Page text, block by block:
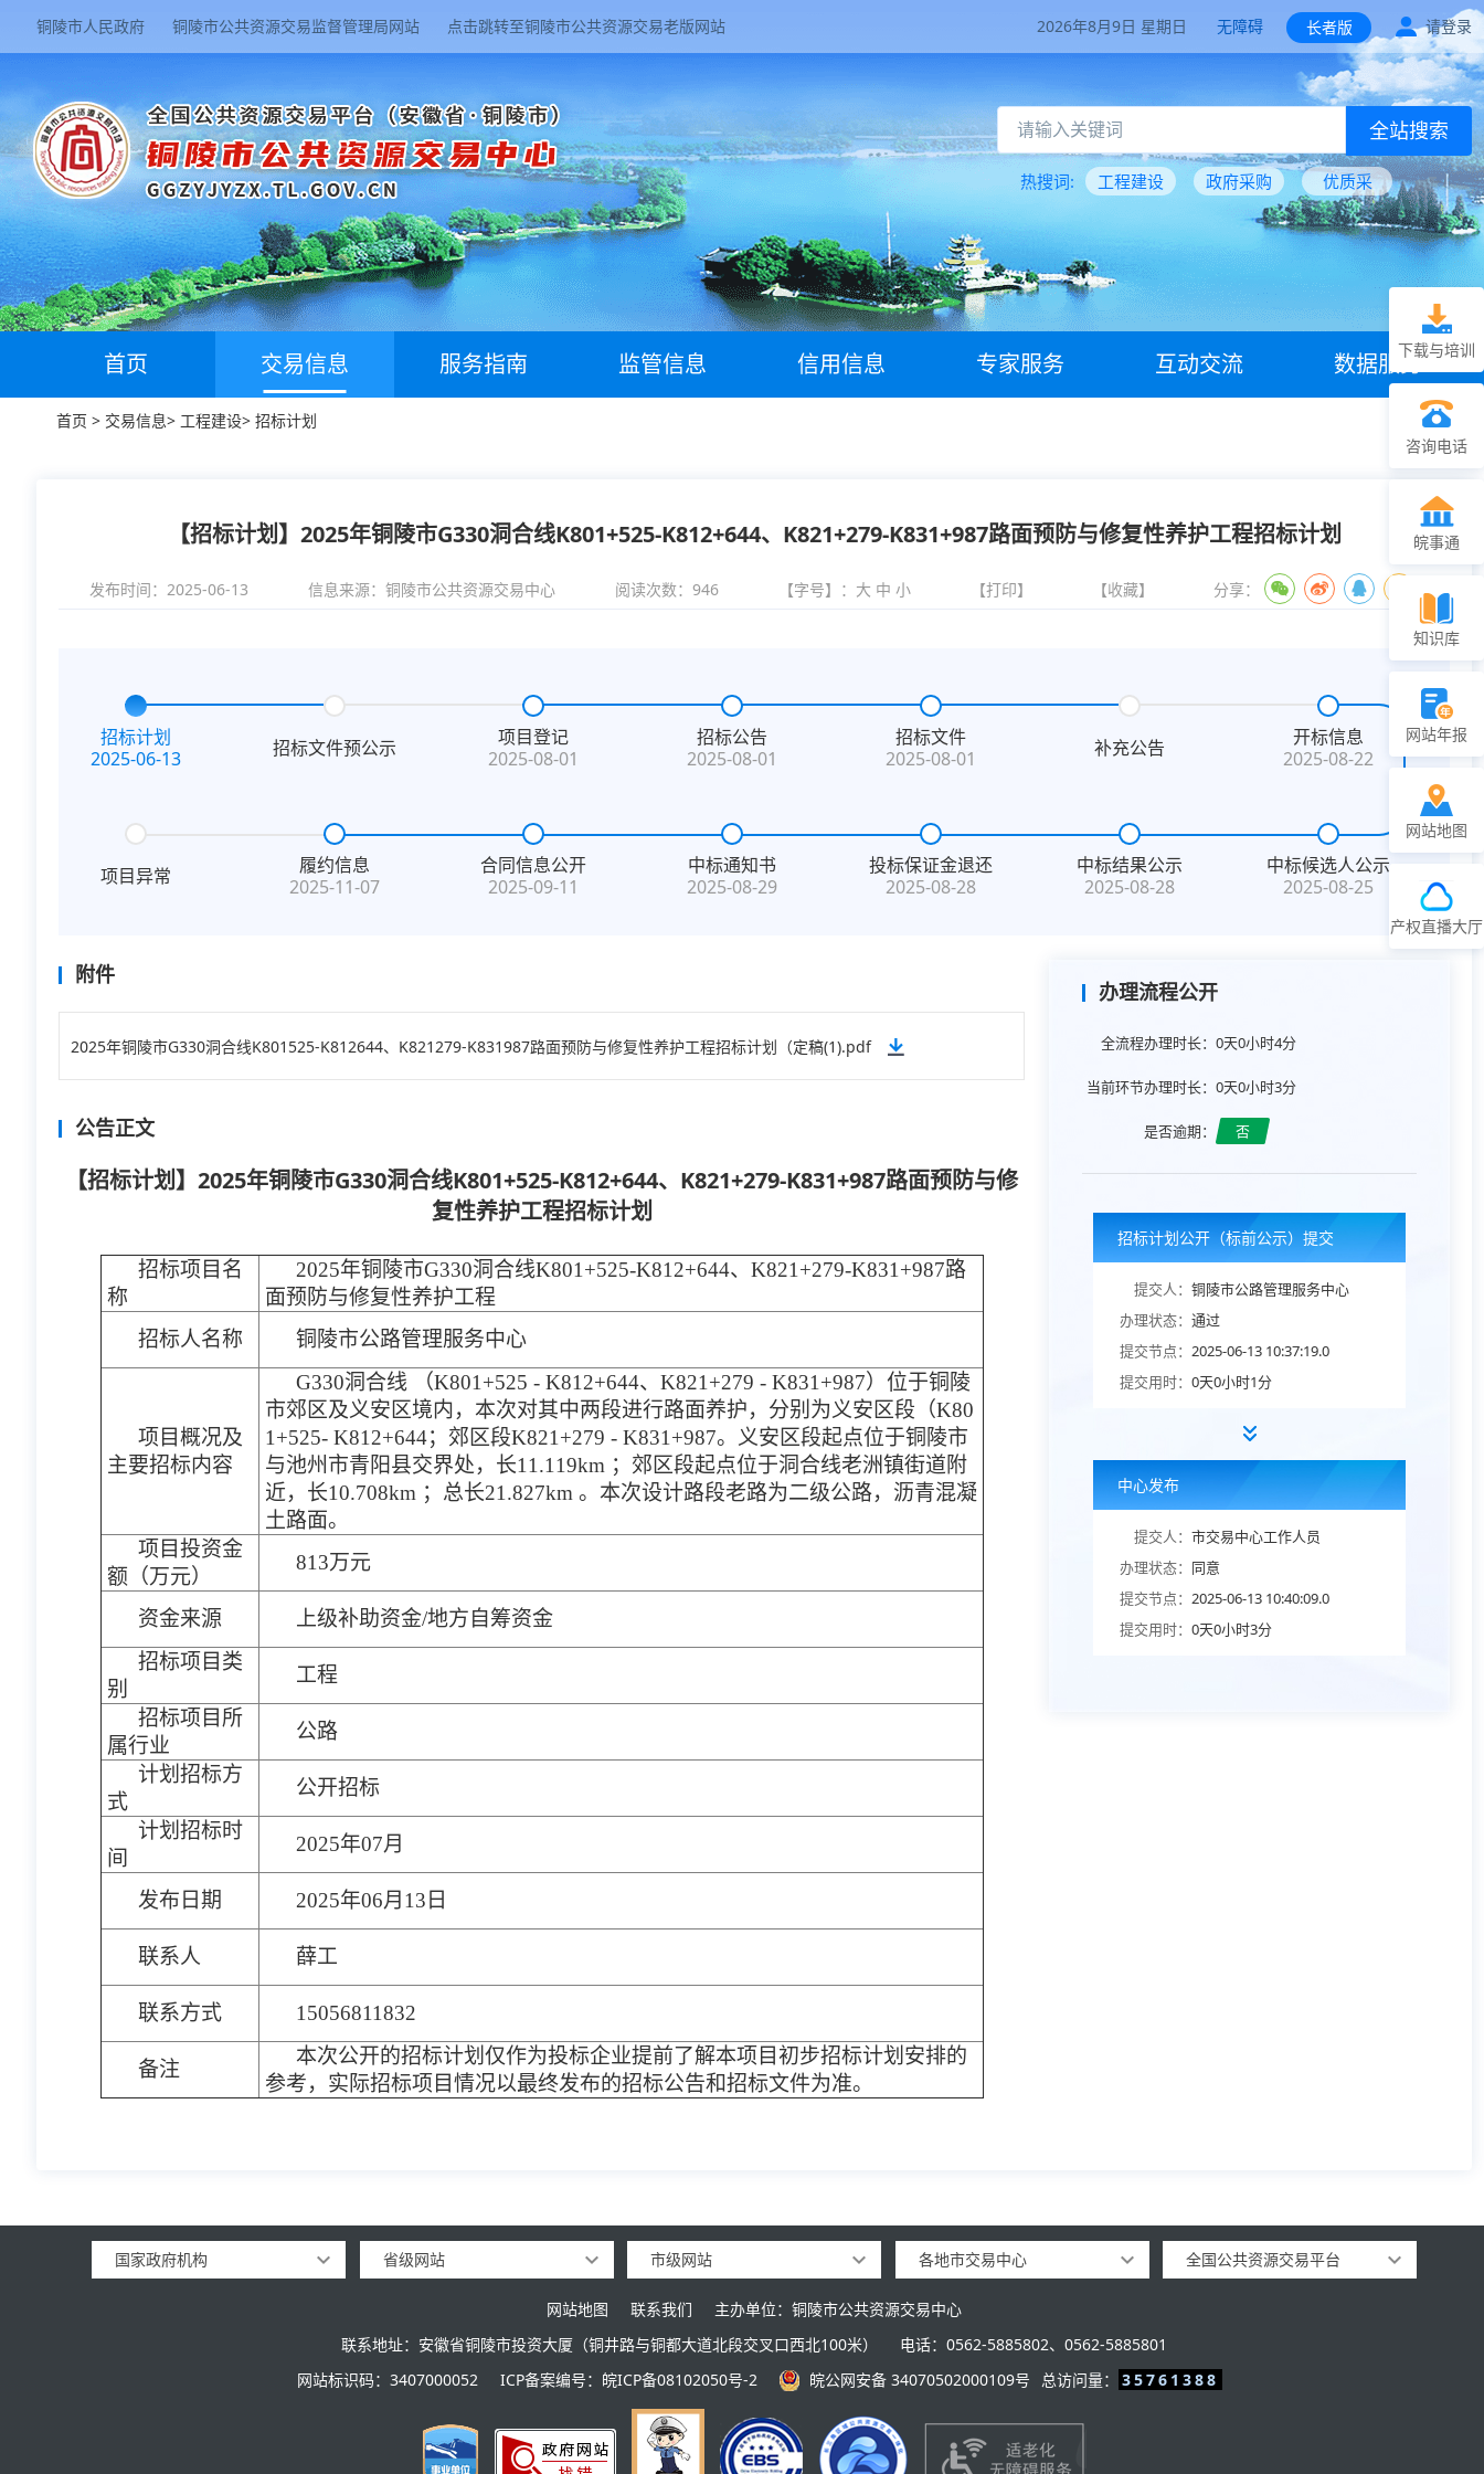
铜陵市人民政府 铜陵市公共资源交易监督管理局网站 点击跳转至铜陵市公共资源交易老版网站 2026年8月9日 星期日 无障碍 长者版 请登录
全站搜索
热搜词: 工程建设 政府采购 优质采
首页 交易信息 服务指南 监管信息 信用信息 专家服务 互动交流 数据服务
首页 > 交易信息> 工程建设> 招标计划
【招标计划】2025年铜陵市G330洞合线K801+525-K812+644、K821+279-K831+987路面预防与修复性养护工程招标计划
发布时间：2025-06-13 信息来源： 铜陵市公共资源交易中心 阅读次数： 946 【字号】： 大 中 小 【打印】 【收藏】 分享：
招标计划
2025-06-13
招标文件预公示
项目登记
2025-08-01
招标公告
2025-08-01
招标文件
2025-08-01
补充公告
开标信息
2025-08-22
中标候选人公示
2025-08-25
中标结果公示
2025-08-28
投标保证金退还
2025-08-28
中标通知书
2025-08-29
合同信息公开
2025-09-11
履约信息
2025-11-07
项目异常
附件
2025年铜陵市G330洞合线K801525-K812644、K821279-K831987路面预防与修复性养护工程招标计划（定稿(1).pdf
公告正文
【招标计划】2025年铜陵市G330洞合线K801+525-K812+644、K821+279-K831+987路面预防与修
复性养护工程招标计划
招标项目名
称
2025年铜陵市G330洞合线K801+525-K812+644、K821+279-K831+987路
面预防与修复性养护工程
招标人名称
铜陵市公路管理服务中心
项目概况及
主要招标内容
G330洞合线 （K801+525 - K812+644、K821+279 - K831+987）位于铜陵
市郊区及义安区境内，本次对其中两段进行路面养护，分别为义安区段（K80
1+525- K812+644；郊区段K821+279 - K831+987。义安区段起点位于铜陵市
与池州市青阳县交界处，长11.119km ；郊区段起点位于洞合线老洲镇街道附
近，长10.708km ；总长21.827km 。本次设计路段老路为二级公路，沥青混凝
土路面。
项目投资金
额（万元）
813万元
资金来源
上级补助资金/地方自筹资金
招标项目类
别
工程
招标项目所
属行业
公路
计划招标方
式
公开招标
计划招标时
间
2025年07月
发布日期 2025年06月13日
联系人 薛工
联系方式 15056811832
备注
本次公开的招标计划仅作为投标企业提前了解本项目初步招标计划安排的
参考，实际招标项目情况以最终发布的招标公告和招标文件为准。
办理流程公开
全流程办理时长：0天0小时4分
当前环节办理时长：0天0小时3分
是否逾期： 否
招标计划公开（标前公示）提交
提交人： 铜陵市公路管理服务中心
办理状态： 通过
提交节点： 2025-06-13 10:37:19.0
提交用时： 0天0小时1分
中心发布
提交人： 市交易中心工作人员
办理状态： 同意
提交节点： 2025-06-13 10:40:09.0
提交用时： 0天0小时3分
国家政府机构 省级网站 市级网站 各地市交易中心 全国公共资源交易平台
网站地图 联系我们
主办单位：铜陵市公共资源交易中心
联系地址：安徽省铜陵市投资大厦（铜井路与铜都大道北段交叉口西北100米）
电话：0562-5885802、0562-5885801
网站标识码：3407000052
ICP备案编号：皖ICP备08102050号-2 皖公网安备 34070502000109号 总访问量： 35761388
下载与培训
咨询电话
皖事通
知识库
网站年报
网站地图
产权直播大厅